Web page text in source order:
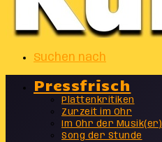
Suchen nach
Pressfrisch
Plattenkritiken
Zurzeit im Ohr
Im Ohr der Musik(er)
Song der Stunde